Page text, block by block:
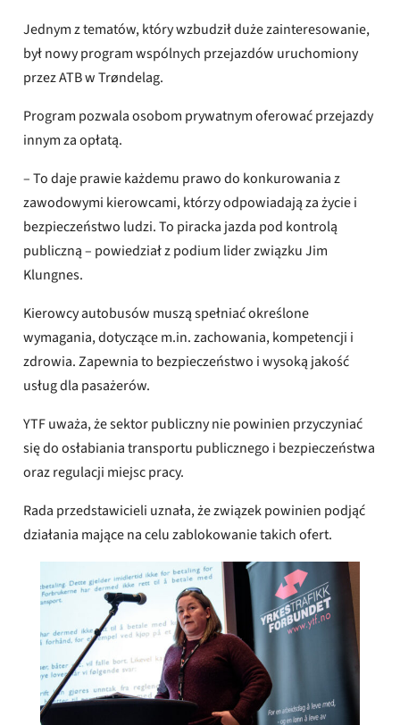
Jednym z tematów, który wzbudził duże zainteresowanie,
był nowy program wspólnych przejazdów uruchomiony
przez ATB w Trøndelag.
Program pozwala osobom prywatnym oferować przejazdy
innym za opłatą.
– To daje prawie każdemu prawo do konkurowania z
zawodowymi kierowcami, którzy odpowiadają za życie i
bezpieczeństwo ludzi. To piracka jazda pod kontrolą
publiczną – powiedział z podium lider związku Jim
Klungnes.
Kierowcy autobusów muszą spełniać określone
wymagania, dotyczące m.in. zachowania, kompetencji i
zdrowia. Zapewnia to bezpieczeństwo i wysoką jakość
usług dla pasażerów.
YTF uważa, że ​​sektor publiczny nie powinien przyczyniać
się do osłabiania transportu publicznego i bezpieczeństwa
oraz regulacji miejsc pracy.
Rada przedstawicieli uznała, że ​​związek powinien podjąć
działania mające na celu zablokowanie takich ofert.